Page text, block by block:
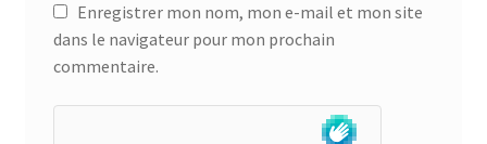
Enregistrer mon nom, mon e-mail et mon site
dans le navigateur pour mon prochain
commentaire.